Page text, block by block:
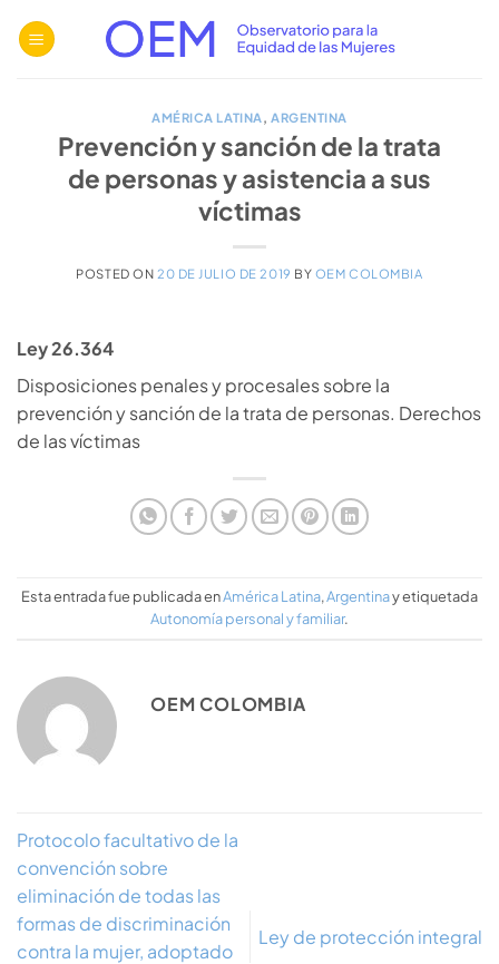
AMÉRICA LATINA, ARGENTINA
Prevención y sanción de la trata
de personas y asistencia a sus
víctimas
POSTED ON 20 DE JULIO DE 2019 BY OEM COLOMBIA
Ley 26.364
Disposiciones penales y procesales sobre la
prevención y sanción de la trata de personas. Derechos
de las víctimas
Esta entrada fue publicada enAmérica Latina,Argentinay etiquetada
Autonomía personal y familiar.
OEM COLOMBIA
Protocolo facultativo de la
convención sobre
eliminación de todas las
formas de discriminación
contra la mujer, adoptado
Ley de protección integral